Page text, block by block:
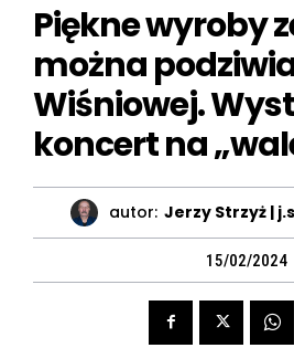
Piękne wyroby
można
Wiśniowej.
koncert na
autor: Jerzy Strzyż |
15/02/2024